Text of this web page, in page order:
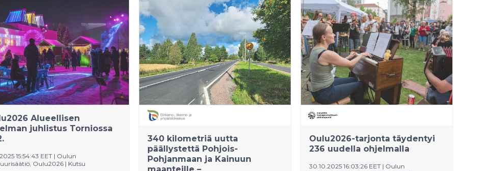
verkostona.
tavoittelevat
myös ulkomailta osana
sotahistoriaan
kulttuurireittiä.
laadittuun porukkapeliin.
Alueellisen
juhlistus Torniossa
15:54:43 EET | Oulun
Oulu2026 | Kutsu
340 kilometriä uutta
päällystettä Pohjois-
Pohjanmaan ja Kainuun
Oulu2026-tarjonta täydentyi
236 uudella ohjelmalla
30.10.2025 16:03:26 EET | Oulun